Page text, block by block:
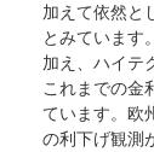
加えて依然と
とみています
加え、ハイテ
これまでの金
ています。欧
の利下げ観測